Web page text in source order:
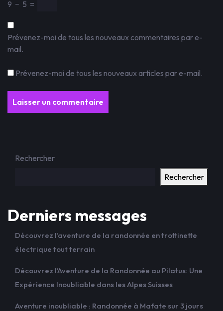
9 − 5 =
Prévenez-moi de tous les nouveaux commentaires par e-
mail.
Prévenez-moi de tous les nouveaux articles par e-mail.
Rechercher
Rechercher
Derniers messages
Découvrez l’aventure de la randonnée en trottinette
électrique tout terrain
Découvrez l’Aventure de la Randonnée au Pilatus: Une
Expérience Inoubliable dans les Alpes Suisses
Aventure inoubliable : Randonnée à Mafate sur 3 jours